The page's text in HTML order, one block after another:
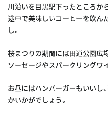
川沿いを目黒駅下ったところか
途中で美味しいコーヒーを飲ん
し。
桜まつりの期間には田道公園広
ソーセージやスパークリングワ
お昼にはハンバーガーもいいし
かいかがでしょう。